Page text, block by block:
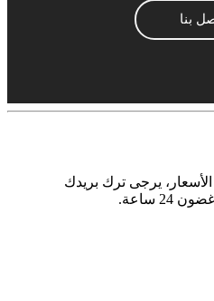
بنا
الأسعار، يرجى ترك بريدك
ساعة.